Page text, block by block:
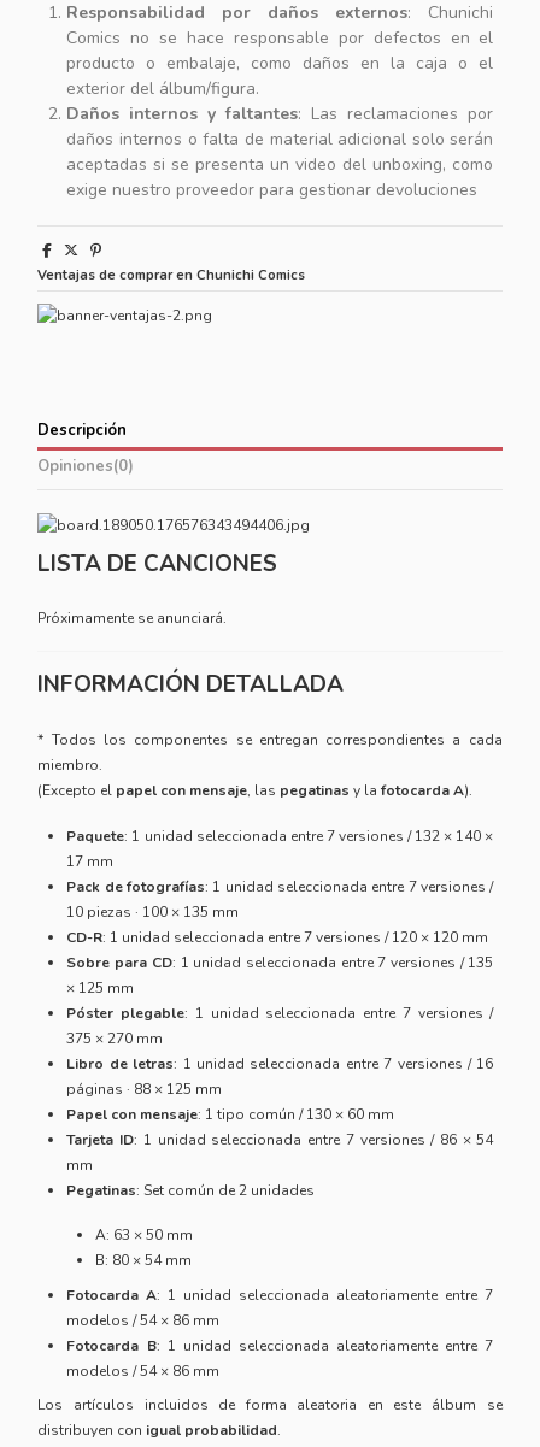
Responsabilidad por daños externos: Chunichi
Comics no se hace responsable por defectos en el
producto o embalaje, como daños en la caja o el
exterior del álbum/figura.
Daños internos y faltantes: Las reclamaciones por
daños internos o falta de material adicional solo serán
aceptadas si se presenta un video del unboxing, como
exige nuestro proveedor para gestionar devoluciones
Ventajas de comprar en Chunichi Comics
Descripción
Opiniones(0)
LISTA DE CANCIONES
Próximamente se anunciará.
INFORMACIÓN DETALLADA
* Todos los componentes se entregan correspondientes a cada
miembro.
(Excepto el papel con mensaje, las pegatinas y lafotocarda A).
Paquete: 1 unidad seleccionada entre 7 versiones / 132 × 140 ×
17 mm
Pack de fotografías: 1 unidad seleccionada entre 7 versiones /
10 piezas · 100 × 135 mm
CD-R: 1 unidad seleccionada entre 7 versiones / 120 × 120 mm
Sobre para CD: 1 unidad seleccionada entre 7 versiones / 135
× 125 mm
Póster plegable: 1 unidad seleccionada entre 7 versiones /
375 × 270 mm
Libro de letras: 1 unidad seleccionada entre 7 versiones / 16
páginas · 88 × 125 mm
Papel con mensaje: 1 tipo común / 130 × 60 mm
Tarjeta ID: 1 unidad seleccionada entre 7 versiones / 86 × 54
mm
Pegatinas: Set común de 2 unidades
A: 63 × 50 mm
B: 80 × 54 mm
Fotocarda A: 1 unidad seleccionada aleatoriamente entre 7
modelos / 54 × 86 mm
Fotocarda B: 1 unidad seleccionada aleatoriamente entre 7
modelos / 54 × 86 mm
Los artículos incluidos de forma aleatoria en este álbum se
distribuyen con igual probabilidad.